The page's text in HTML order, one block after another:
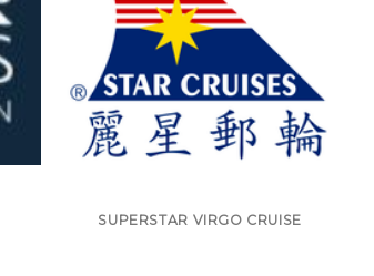
SUPERSTAR VIRGO CRUISE